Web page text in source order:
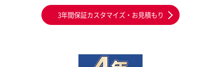
3年間保証カスタマイズ・お見積もり